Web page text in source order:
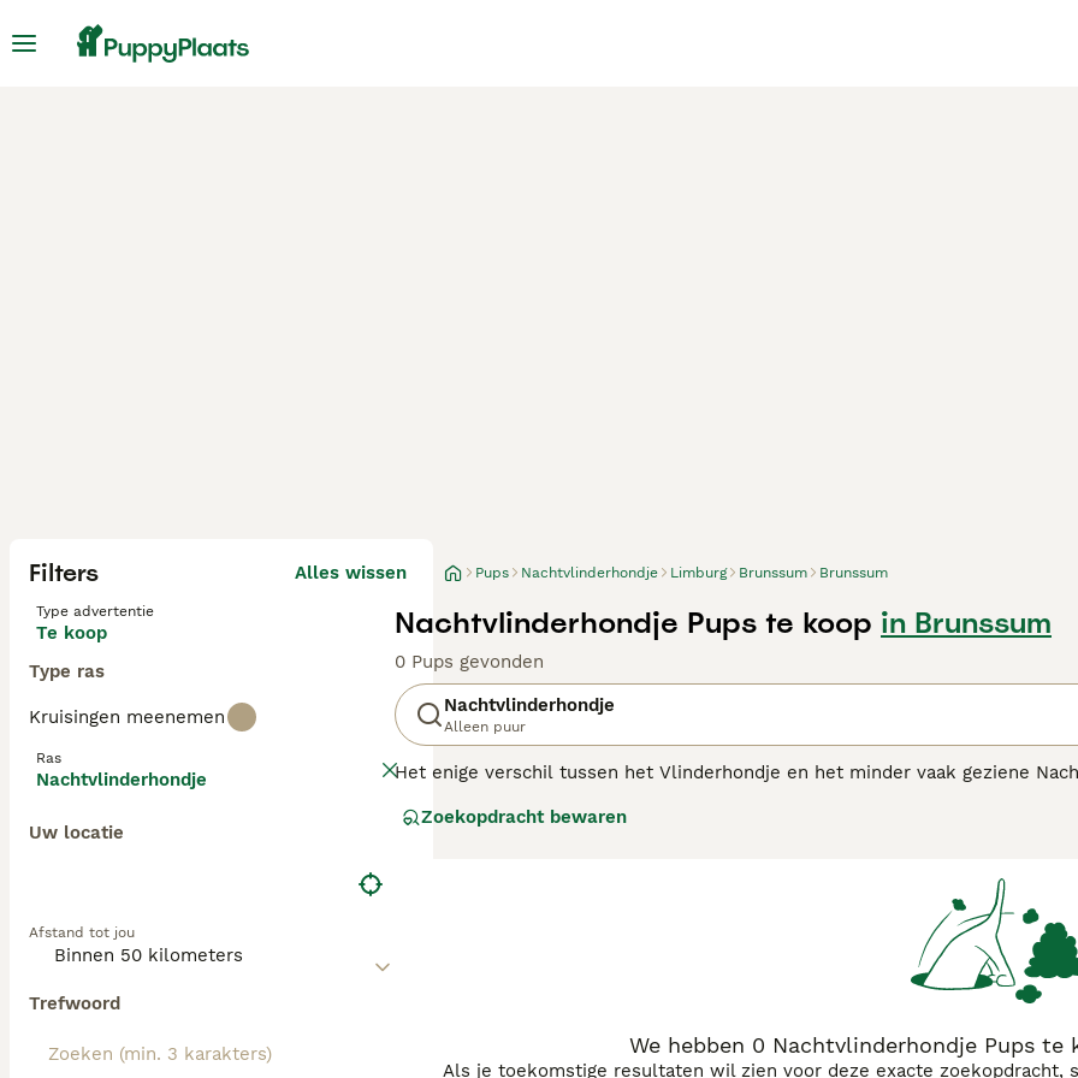
Filters Alles wissen
Type advertentie
Te koop
Type ras
Kruisingen meenemen
Ras
Nachtvlinderhondje
Uw locatie
Afstand tot jou
Trefwoord
Pups Nachtvlinderhondje Limburg Brunssum Brunssum
Nachtvlinderhondje Pups te koop in Brunssum
0 Pups gevonden
Nachtvlinderhondje
Alleen puur
Het enige verschil tussen het Vlinderhondje en het minder vaak geziene
typen kunnen in één nestje voorkomen.
Zoekopdracht bewaren
We hebben 0 Nachtvlinderhondje Pups te
Als je toekomstige resultaten wil zien voor deze exacte zoekopdracht,